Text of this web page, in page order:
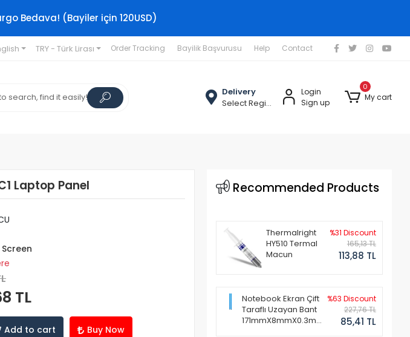
Bedava! (Bayiler için 120USD)
TRY - Türk Lirası Order Tracking Bayilik Başvurusu Help Contact
Delivery
Select Region
Login
Sign up
0
My cart
Laptop Panel
TL
Add to cart Buy Now
Recommended Products
Thermalright
HY510 Termal
Macun
%31 Discount
165,13 TL
113,88 TL
Notebook Ekran Çift
Taraflı Uzayan Bant
171mmX8mmX0.3mm
%63 Discount
227,76 TL
85,41 TL